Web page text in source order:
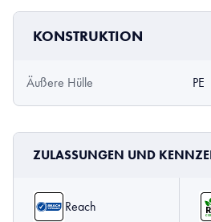
KONSTRUKTION
Äußere Hülle PE
ZULASSUNGEN UND
Reach